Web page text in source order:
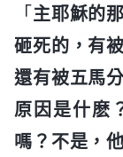
「 主耶穌的
砸死的，有
還有被五馬
原因是什麽
嗎？不是，